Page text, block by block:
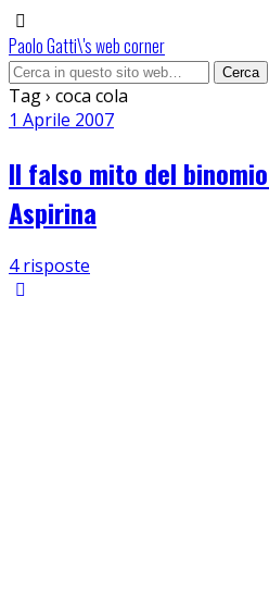
Paolo Gatti\'s web corner
Tag › coca cola
1 Aprile 2007
Il falso mito del
Aspirina
4 risposte